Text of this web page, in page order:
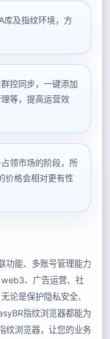
库及指纹环境，方
控同步，一键添加
等，提高运营效
领市场的阶段，所
价格会相对更有性
功能、多账号管理能力
、广告运营、社
论是保护隐私安全、
指纹浏览器都能为
纹浏览器，让您的业务